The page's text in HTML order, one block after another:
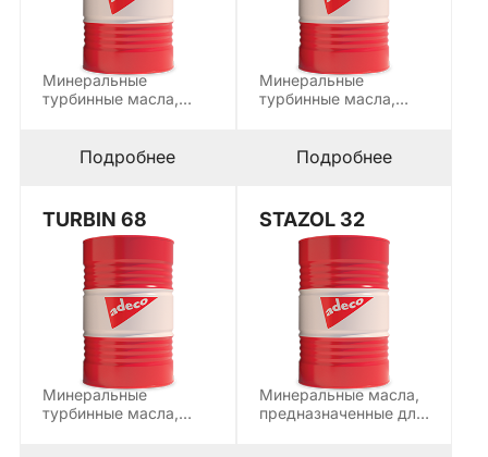
Минеральные
турбинные масла,
подшипников и…
Подробнее
Минеральные
турбинные масла,
подшипников и…
Подробнее
TURBIN 68
Минеральные
турбинные масла,
STAZOL 32
Минеральные масла,
предназначенные для